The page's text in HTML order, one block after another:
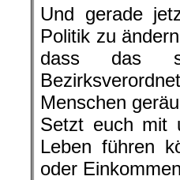
Und gerade
Politik zu
dass das
Menschen
Setzt euch mit
Leben führen
oder